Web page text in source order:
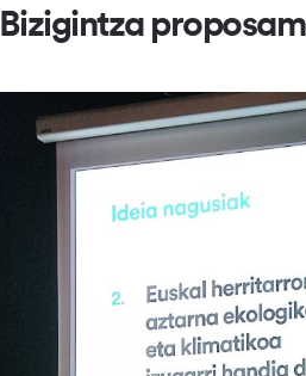
Bizigintza